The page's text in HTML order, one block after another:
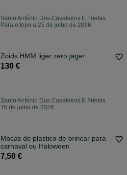
Santo António Dos Cavaleiros E Frielas
Para o topo a 25 de julho de 2026
Zoids HMM liger zero jager
130 €
Santo António Dos Cavaleiros E Frielas
15 de julho de 2026
Mocas de plastico de brincar para
carnaval ou Haloween
7,50 €